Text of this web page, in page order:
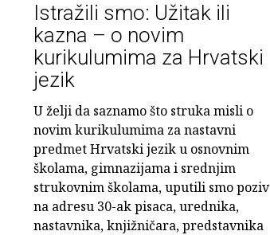
Istražili smo: Užitak ili
kazna – o novim
kurikulumima za Hrvatski
jezik
U želji da saznamo što struka misli o
novim kurikulumima za nastavni
predmet Hrvatski jezik u osnovnim
školama, gimnazijama i srednjim
strukovnim školama, uputili smo poziv
na adresu 30-ak pisaca, urednika,
nastavnika, knjižničara, predstavnika